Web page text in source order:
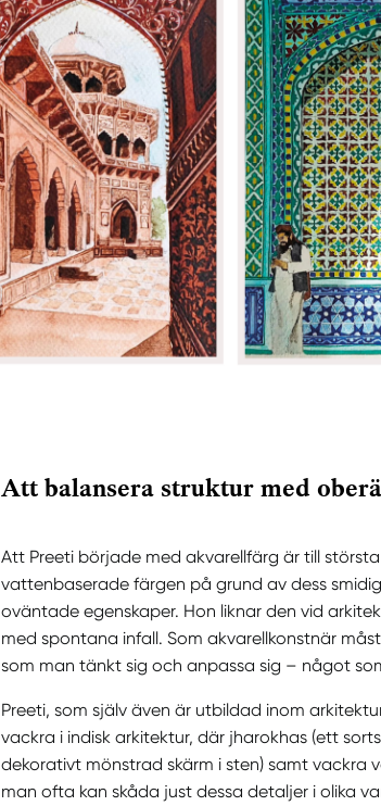
Att balansera struktur med
Att Preeti började med akvarellfärg är till
vattenbaserade färgen på grund av dess
oväntade egenskaper. Hon liknar den vid
med spontana infall. Som akvarellkonstnär
som man tänkt sig och anpassa sig – något
Preeti, som själv även är utbildad inom
vackra i indisk arkitektur, där jharokhas (ett
dekorativt mönstrad skärm i sten) samt vackra
man ofta kan skåda just dessa detaljer i olika